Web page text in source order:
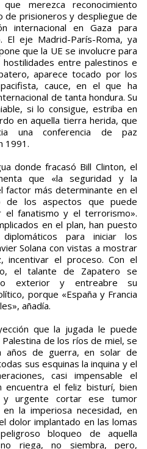
merezca reconocimiento
de prisioneros y despliegue de
internacional en Gaza para
eje Madrid-París-Roma, ya
que la UE se involucre para
entre palestinos e
aparece tocado por los
cauce, en el que ha
de tanta hondura. Su
si lo consigue, estriba en
en aquella tierra herida, que
una conferencia de paz
1991.
donde fracasó Bill Clinton, el
que «la seguridad y la
factor más determinante en el
de los aspectos que puede
el fanatismo y el terrorismo».
en el plan, han puesto
para iniciar los
Solana con vistas a mostrar
incentivar el proceso. Con el
el talante de Zapatero se
exterior y entreabre su
porque «España y Francia
añadía.
que la jugada le puede
de los ríos de miel, se
años de guerra, en solar de
sus esquinas la inquina y el
casi impensable el
encuentra el feliz bisturí, bien
y urgente cortar ese tumor
la imperiosa necesidad, en
dolor implantado en las lomas
bloqueo de aquella
riega, no siembra, pero,